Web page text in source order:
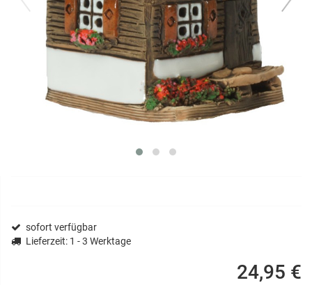
sofort verfügbar
Lieferzeit: 1 - 3 Werktage
24,95 €